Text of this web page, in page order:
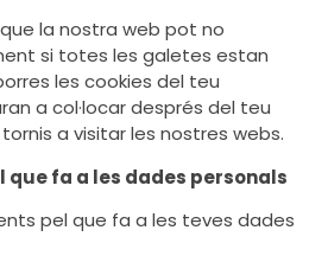
la nostra web pot no
si totes les galetes estan
les cookies del teu
a col·locar després del teu
a visitar les nostres webs.
que fa a les dades personals
pel que fa a les teves dades